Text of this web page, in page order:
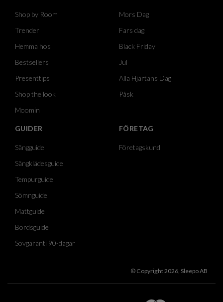
Shop by Room
Trender
Hemma hos
Bestsellers
Presenttips
Shop the look
Moomin
Mors Dag
Fars dag
Black Friday
Jul
Alla Hjärtans Dag
Påsk
GUIDER
Sängguide
Sängklädesguide
Tempurguide
Sömnguide
Mattguide
Bordsguide
Sovgaranti 90-dagar
FÖRETAG
Företagskund
© Copyright 2026, Sleepo AB